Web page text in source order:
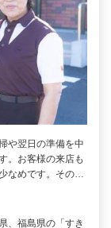
や翌日の準備を中
。お客様の来店も
なめです。その…
、福島県の「すき